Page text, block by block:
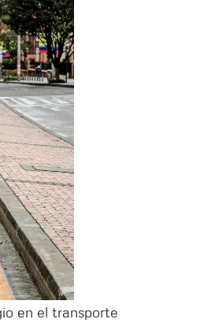
en el transporte